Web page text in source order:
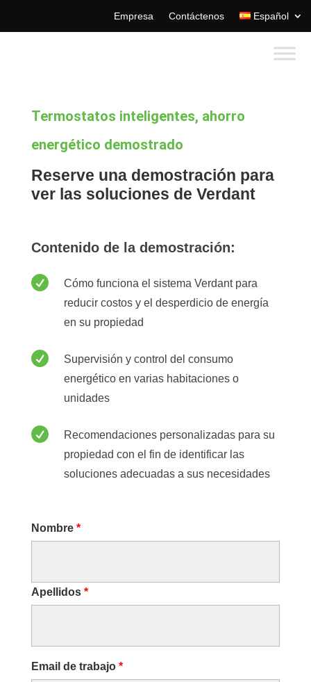
Empresa Contáctenos Español
Termostatos inteligentes, ahorro
energético demostrado
Reserve una demostración para
ver las soluciones de Verdant
Contenido de la demostración:

Cómo funciona el sistema Verdant para
reducir costos y el desperdicio de energía
en su propiedad

Supervisión y control del consumo
energético en varias habitaciones o
unidades

Recomendaciones personalizadas para su
propiedad con el fin de identificar las
soluciones adecuadas a sus necesidades
Nombre *
Apellidos *
Email de trabajo *